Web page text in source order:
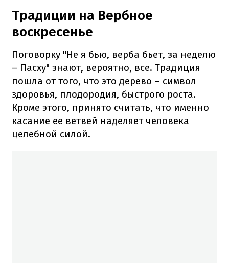
Традиции на Вербное
воскресенье
Поговорку "Не я бью, верба бьет, за неделю
– Пасху" знают, вероятно, все. Традиция
пошла от того, что это дерево – символ
здоровья, плодородия, быстрого роста.
Кроме этого, принято считать, что именно
касание ее ветвей наделяет человека
целебной силой.